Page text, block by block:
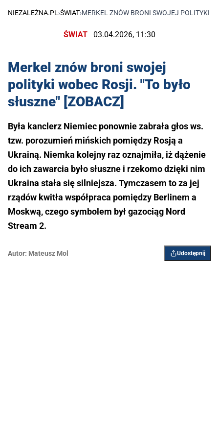
NIEZALEŻNA.PL ›ŚWIAT›MERKEL ZNÓW BRONI SWOJEJ POLITYKI
ŚWIAT 03.04.2026, 11:30
Merkel znów broni swojej
polityki wobec Rosji. "To było
słuszne" [ZOBACZ]
Była kanclerz Niemiec ponownie zabrała głos ws.
tzw. porozumień mińskich pomiędzy Rosją a
Ukrainą. Niemka kolejny raz oznajmiła, iż dążenie
do ich zawarcia było słuszne i rzekomo dzięki nim
Ukraina stała się silniejsza. Tymczasem to za jej
rządów kwitła współpraca pomiędzy Berlinem a
Moskwą, czego symbolem był gazociąg Nord
Stream 2.
Autor: Mateusz Mol Udostępnij